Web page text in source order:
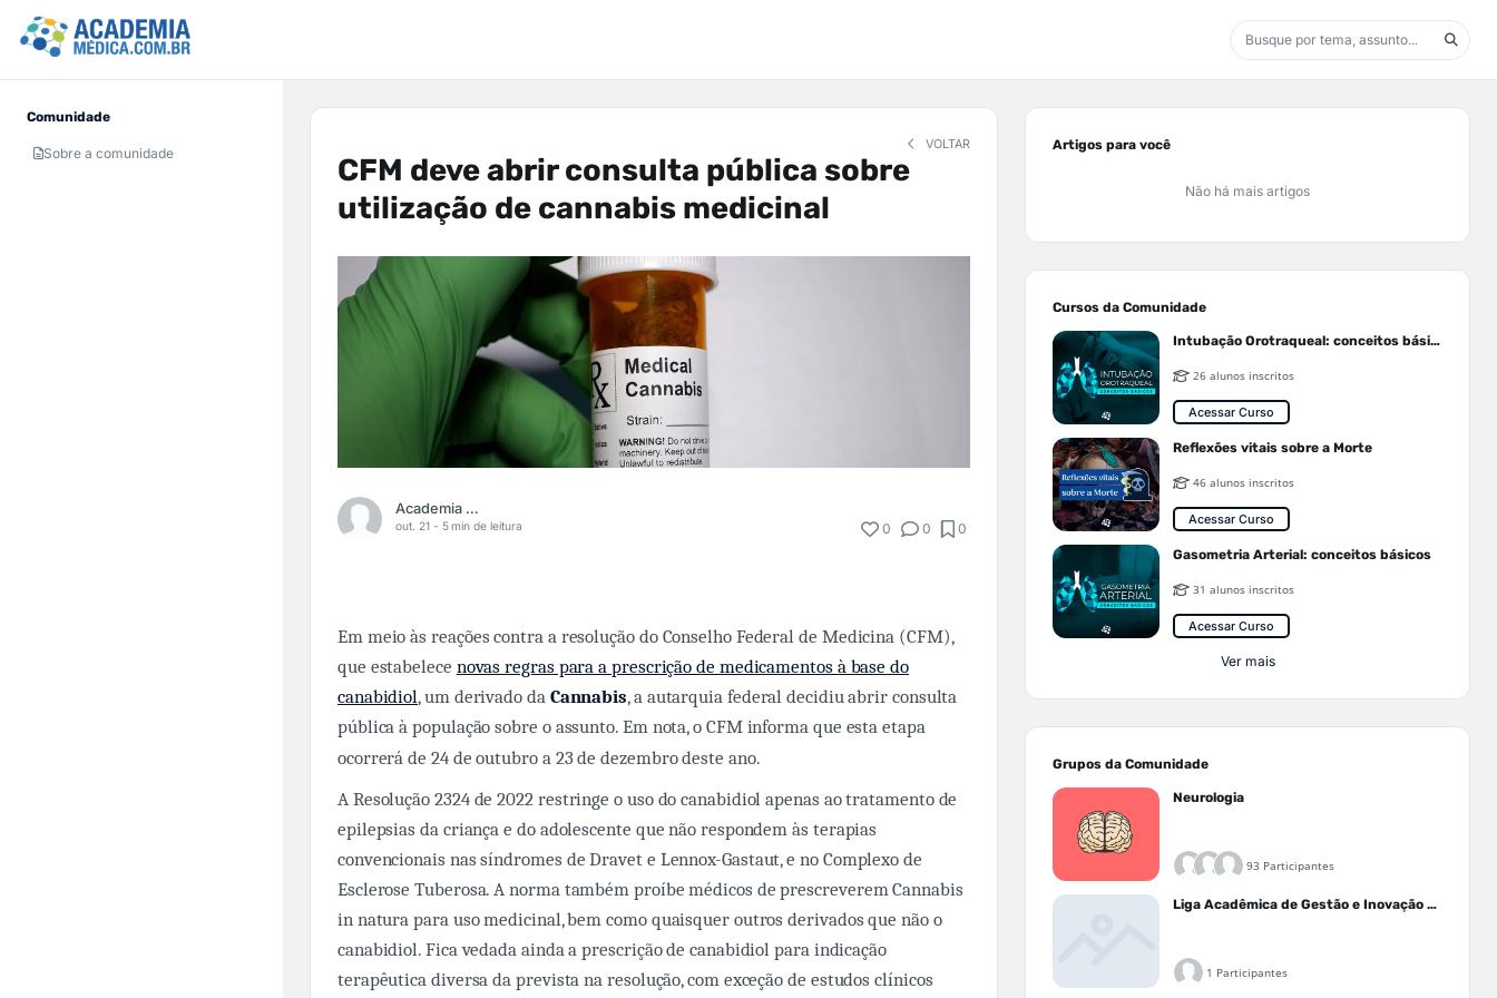
Comunidade
Sobre a comunidade
VOLTAR
CFM deve abrir consulta pública sobre
utilização de cannabis medicinal
Academia Médica
out. 21 - 5 min de leitura 0 0 0
Em meio às reações contra a resolução do Conselho Federal de Medicina (CFM),
que estabelece novas regras para a prescrição de medicamentos à base do
canabidiol, um derivado da Cannabis, a autarquia federal decidiu abrir consulta
pública à população sobre o assunto. Em nota, o CFM informa que esta etapa
ocorrerá de 24 de outubro a 23 de dezembro deste ano.
A Resolução 2324 de 2022 restringe o uso do canabidiol apenas ao tratamento de
epilepsias da criança e do adolescente que não respondem às terapias
convencionais nas síndromes de Dravet e Lennox-Gastaut, e no Complexo de
Esclerose Tuberosa. A norma também proíbe médicos de prescreverem Cannabis
in natura para uso medicinal, bem como quaisquer outros derivados que não o
canabidiol. Fica vedada ainda a prescrição de canabidiol para indicação
terapêutica diversa da prevista na resolução, com exceção de estudos clínicos
Artigos para você
Não há mais artigos
Cursos da Comunidade
Intubação Orotraqueal: conceitos básicos
26 alunos inscritos
Acessar Curso
Reflexões vitais sobre a Morte
46 alunos inscritos
Acessar Curso
Gasometria Arterial: conceitos básicos
31 alunos inscritos
Acessar Curso
Ver mais
Grupos da Comunidade
Neurologia
93 Participantes
Liga Acadêmica de Gestão e Inovação Médica - LAGIM
1 Participantes